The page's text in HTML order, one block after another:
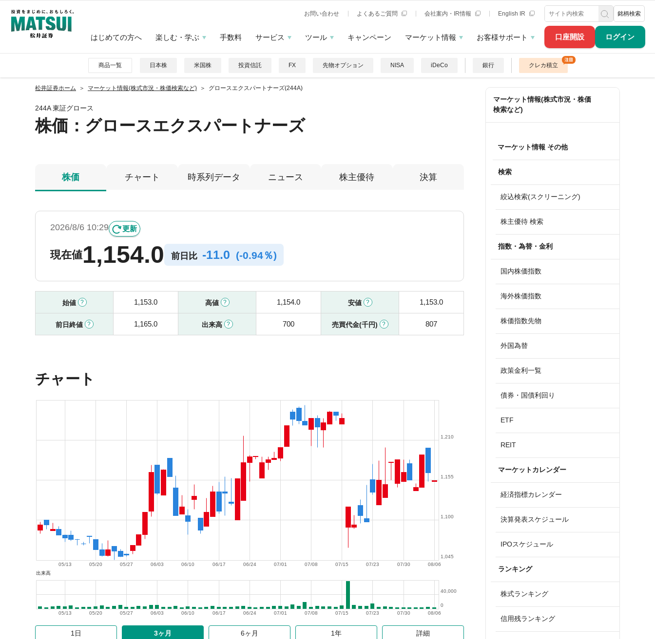
口座開設 ログイン
お問い合わせ よくあるご質問 会社案内・IR情報 English IR 銘柄検索
はじめての方へ 楽しむ・学ぶ 手数料 サービス ツール キャンペーン マーケット情報 お客様サポート
商品一覧 日本株 米国株 投資信託 FX 先物オプション NISA iDeCo 銀行 クレカ積立
松井証券ホーム マーケット情報(株式市況・株価検索など) グロースエクスパートナーズ(244A)
244A 東証グロース
株価 ：グロースエクスパートナーズ
株価 チャート 時系列データ ニュース 株主優待 決算
2026/8/6 10:29 更新
現在値1,154.0 前日比 -11.0 (-0.94％)
始値 1,153.0 高値 1,154.0 安値 1,153.0
前日終値 1,165.0 出来高 700 売買代金(千円) 807
チャート
08/06
07/30
07/23
07/15
07/08
07/01
06/24
06/17
06/10
06/03
05/27
05/20
05/13
1,045
1,100
1,155
1,210
出来高
08/06
07/30
07/23
07/15
07/08
07/01
06/24
06/17
06/10
06/03
05/27
05/20
05/13
0
40,000
1日 3ヶ月 6ヶ月 1年 詳細
マーケット情報(株式市況・株価
検索など)
マーケット情報 その他
検索
絞込検索(スクリーニング)
株主優待 検索
指数・為替・金利
国内株価指数
海外株価指数
株価指数先物
外国為替
政策金利一覧
債券・国債利回り
ETF
REIT
マーケットカレンダー
経済指標カレンダー
決算発表スケジュール
IPOスケジュール
ランキング
株式ランキング
信用残ランキング